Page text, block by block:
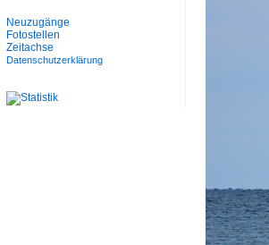
Neuzugänge
Fotostellen
Zeitachse
Datenschutzerklärung